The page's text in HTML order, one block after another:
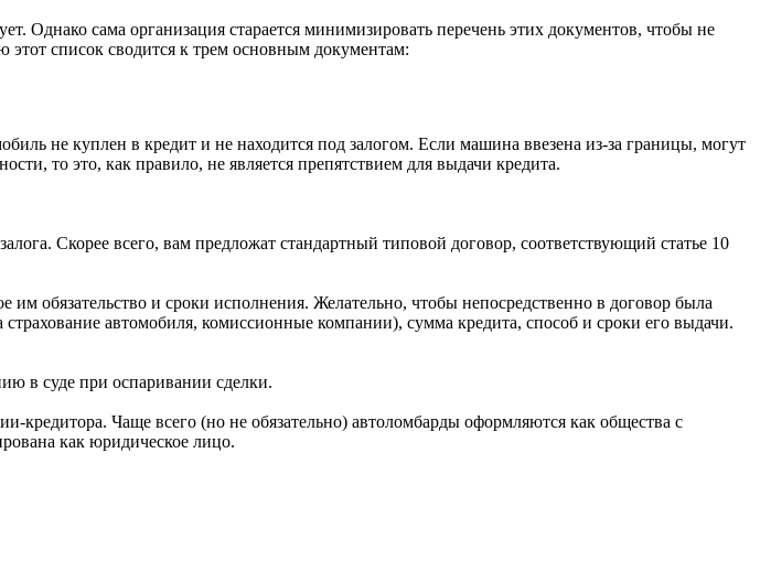
Однако сама организация старается минимизировать перечень этих документов, чтобы не
этот список сводится к трем основным документам:
не куплен в кредит и не находится под залогом. Если машина ввезена из-за границы, могут
то это, как правило, не является препятствием для выдачи кредита.
Скорее всего, вам предложат стандартный типовой договор, соответствующий статье 10
обязательство и сроки исполнения. Желательно, чтобы непосредственно в договор была
автомобиля, комиссионные компании), сумма кредита, способ и сроки его выдачи.
в суде при оспаривании сделки.
кредитора. Чаще всего (но не обязательно) автоломбарды оформляются как общества с
как юридическое лицо.